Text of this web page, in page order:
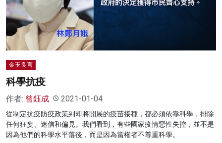
金玉良言
科學抗疫
作者: 曾鈺成 2021-01-04
從制定抗疫防疫政策到即將開展的疫苗接種，都必須依靠科學，排除
任何狂妄、迷信和偏見。我們看到，有些國家疫情惡性失控，並不是
因為他們的科學水平落後，而是因為當權者不尊重科學。